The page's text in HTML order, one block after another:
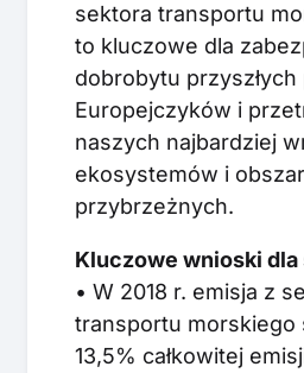
sektora transportu
to kluczowe dla
dobrobytu przyszłych
Europejczyków i
naszych najbardziej
ekosystemów i
przybrzeżnych.
Kluczowe wnioski
• W 2018 r. emisja z
transportu morskiego
13,5% całkowitej